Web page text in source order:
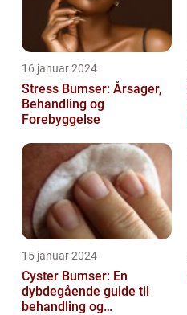
16 januar 2024
Stress Bumser: Årsager,
Behandling og
Forebyggelse
15 januar 2024
Cyster Bumser: En
dybdegående guide til
behandling og